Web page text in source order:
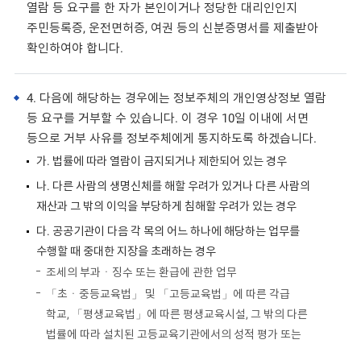
열람 등 요구를 한 자가 본인이거나 정당한 대리인인지
주민등록증, 운전면허증, 여권 등의 신분증명서를 제출받아
확인하여야 합니다.
4. 다음에 해당하는 경우에는 정보주체의 개인영상정보 열람
등 요구를 거부할 수 있습니다. 이 경우 10일 이내에 서면
등으로 거부 사유를 정보주체에게 통지하도록 하겠습니다.
가. 법률에 따라 열람이 금지되거나 제한되어 있는 경우
나. 다른 사람의 생명신체를 해할 우려가 있거나 다른 사람의
재산과 그 밖의 이익을 부당하게 침해할 우려가 있는 경우
다. 공공기관이 다음 각 목의 어느 하나에 해당하는 업무를
수행할 때 중대한 지장을 초래하는 경우
조세의 부과ㆍ징수 또는 환급에 관한 업무
「초ㆍ중등교육법」 및 「고등교육법」에 따른 각급
학교, 「평생교육법」에 따른 평생교육시설, 그 밖의 다른
법률에 따라 설치된 고등교육기관에서의 성적 평가 또는